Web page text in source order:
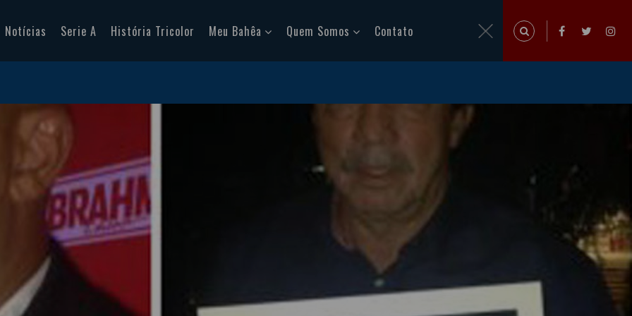
Notícias Serie A História Tricolor Meu Bahêa Quem Somos Contato